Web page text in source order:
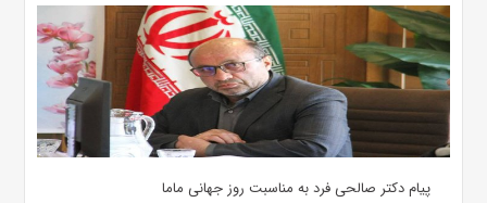
پیام دکتر صالحی فرد به مناسبت روز جهانی ماما